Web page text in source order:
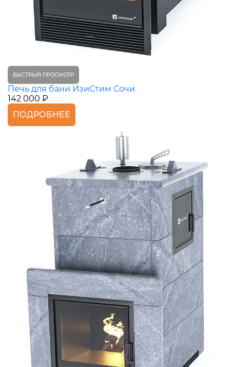
БЫСТРЫЙ ПРОСМОТР
Печь для бани ИзиСтим Сочи
142 000 ₽
ПОДРОБНЕЕ